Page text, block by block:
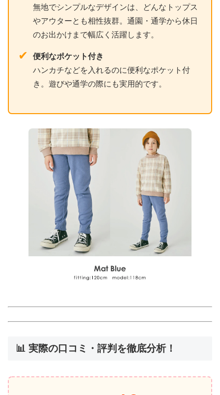
無地でシンプルなデザインは、どんなトップス
やアウターとも相性抜群。通園・通学から休日
のお出かけまで幅広く活躍します。
✔
便利なポケット付き
ハンカチなどを入れるのに便利なポケット付
き。遊びや通学の際にも実用的です。
📊 実際の口コミ・評判を徹底分析！